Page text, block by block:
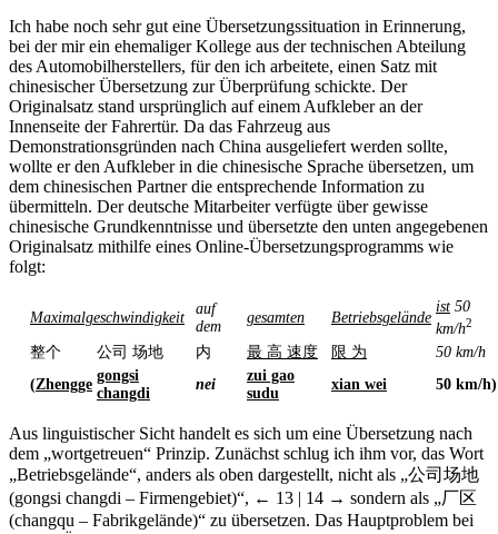
Ich habe noch sehr gut eine Übersetzungssituation in Erinnerung,
bei der mir ein ehemaliger Kollege aus der technischen Abteilung
des Automobilherstellers, für den ich arbeitete, einen Satz mit
chinesischer Übersetzung zur Überprüfung schickte. Der
Originalsatz stand ursprünglich auf einem Aufkleber an der
Innenseite der Fahrertür. Da das Fahrzeug aus
Demonstrationsgründen nach China ausgeliefert werden sollte,
wollte er den Aufkleber in die chinesische Sprache übersetzen, um
dem chinesischen Partner die entsprechende Information zu
übermitteln. Der deutsche Mitarbeiter verfügte über gewisse
chinesische Grundkenntnisse und übersetzte den unten angegebenen
Originalsatz mithilfe eines Online-Übersetzungsprogramms wie
folgt:
Maximalgeschwindigkeit
auf
dem
gesamten Betriebsgelände
ist 50
km/h2
整个 公司 场地 内 最 高 速度 限 为
50 km/h
(Zhengge
gongsi
changdi
nei
zui gao
sudu
xian wei 50 km/h)
Aus linguistischer Sicht handelt es sich um eine Übersetzung nach
dem „wortgetreuen“ Prinzip. Zunächst schlug ich ihm vor, das Wort
„Betriebsgelände“, anders als oben dargestellt, nicht als „公司场地
(gongsi changdi – Firmengebiet)“, ← 13 | 14 → sondern als „厂区
(changqu – Fabrikgelände)“ zu übersetzen. Das Hauptproblem bei